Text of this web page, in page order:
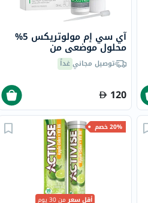
آي سي إم مولوتريكس 5%
محلول موضعي من
هيدروكسيد البوتاسيوم لعلاج
المليساء المعدية 3 مل
توصيل مجانيغداً
120
20% خصم
أقل سعرمن 30 يوم